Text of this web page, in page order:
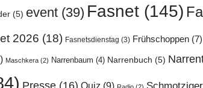
(5) event (39) Fasnet (145)
2026 (18) Fasnetsdienstag (3) Frühschoppen (7)
Maschkera (2) Narrenbaum (4) Narrenbuch (5)
Presse (16) Quiz (9)